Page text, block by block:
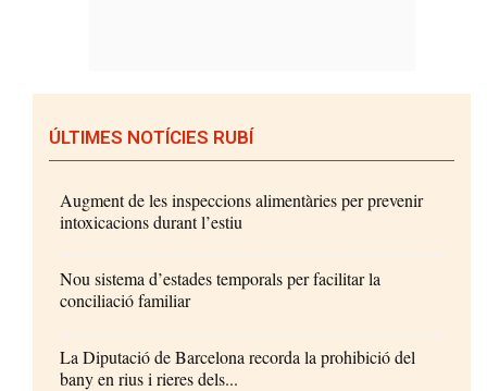
ÚLTIMES NOTÍCIES RUBÍ
Augment de les inspeccions alimentàries per prevenir
intoxicacions durant l’estiu
Nou sistema d’estades temporals per facilitar la
conciliació familiar
La Diputació de Barcelona recorda la prohibició del
bany en rius i rieres dels...